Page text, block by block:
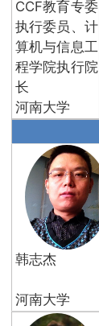
CCF教育专委
执行委员、计
算机与信息工
程学院执行院
长
河南大学
韩志杰
河南大学